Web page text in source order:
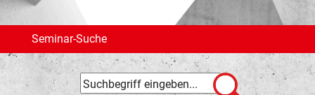
Seminar-Suche